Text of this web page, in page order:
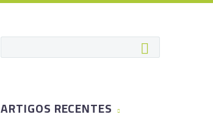
ARTIGOS RECENTES